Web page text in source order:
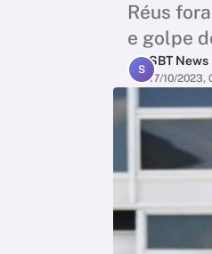
Réus
e golpe
S
SBT News
17/10/2023,